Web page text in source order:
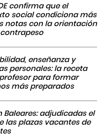
confirma que el
social condiciona más
notas con la orientación
enseñanza y
personales: la receta
para formar
más preparados
Baleares: adjudicadas el
las plazas vacantes de